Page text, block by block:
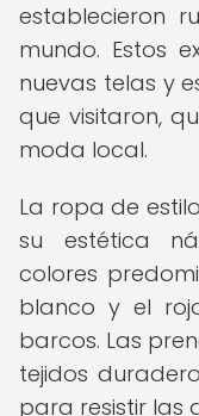
establecieron
mundo. Estos
nuevas telas y
que visitaron,
moda local.
La ropa de
su estética
colores
blanco y el
barcos. Las
tejidos
para resistir las